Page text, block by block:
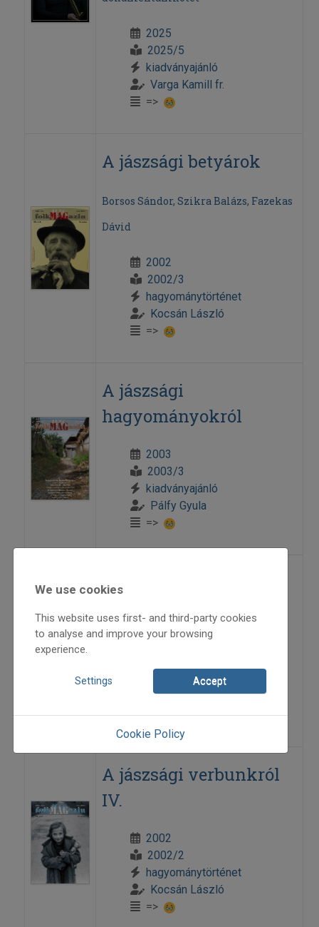
2025
2025/5
kiadványajánló
Varga Kamill fr.
=>
A jászsági betyárok
Borsos Sándor, Szikra Balázs, Fazekas
Dávid
2002
2002/3
hagyománytörténet
Kocsán László
=>
A jászsági
hagyományokról
2003
2003/3
kiadványajánló
Pálfy Gyula
=>
A jászsági verbunkról
hagyománytörténet
Kocsán László
=>
A jászsági verbunkról
IV.
2002
2002/2
hagyománytörténet
Kocsán László
=>
We use cookies
This website uses first- and third-party cookies
to analyse and improve your browsing
experience.
Settings Accept
Cookie Policy